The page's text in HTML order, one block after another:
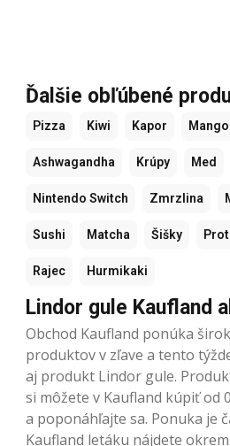
Ďalšie obľúbené
Pizza Kiwi Kapor Mango
Ashwagandha Krúpy Med
Nintendo Switch Zmrzlina
Sushi Matcha Šišky
Rajec Hurmikaki
Lindor gule Kaufland
Obchod Kaufland ponúka
produktov v zľave a tento
aj produkt Lindor gule.
si môžete v Kaufland kúpiť od
a poponáhľajte sa. Ponuka je
Kaufland letáku nájdete